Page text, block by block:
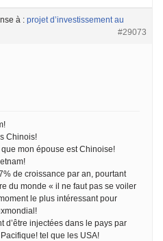
à : projet d’investissement au
#29073
Chinois!
mon épouse est Chinoise!
de croissance par an, pourtant
du monde « il ne faut pas se voiler
le plus intéressant pour
d’être injectées dans le pays par
tel que les USA!